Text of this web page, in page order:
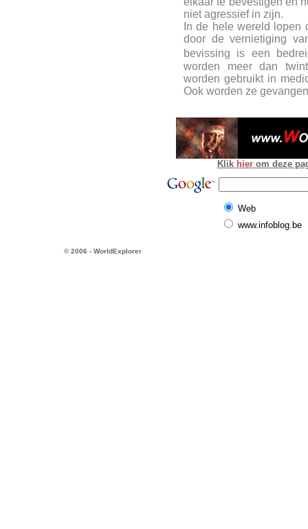
niet agressief in zijn.
In de hele wereld lopen
door de vernietiging
bevissing is een
worden meer dan
worden gebruikt in
Ook worden ze
Klik hier om deze
Web
www.infoblog.be
© 2006 - WorldExplorer